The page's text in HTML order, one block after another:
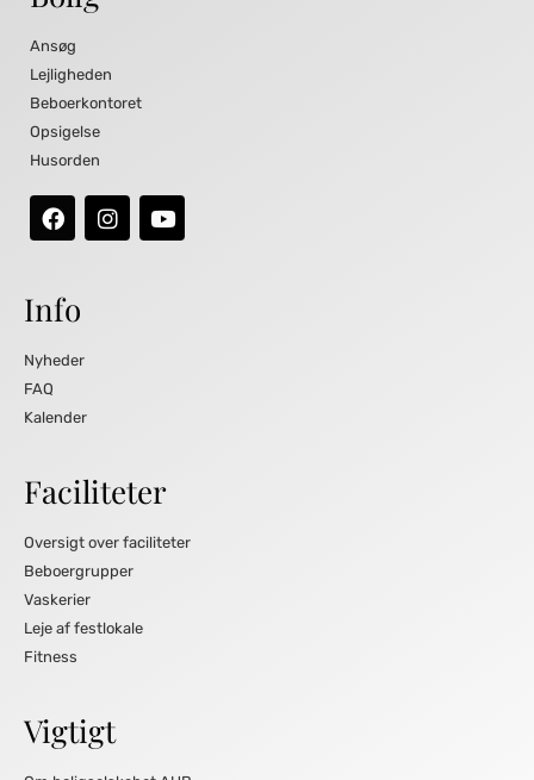
Ansøg
Lejligheden
Beboerkontoret
Opsigelse
Husorden
Info
Nyheder
FAQ
Kalender
Faciliteter
Oversigt over faciliteter
Beboergrupper
Vaskerier
Leje af festlokale
Fitness
Vigtigt